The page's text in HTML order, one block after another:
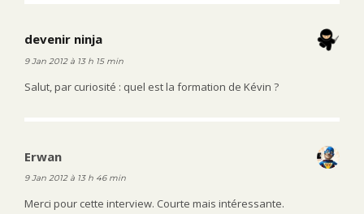
devenir ninja
9 Jan 2012 à 13 h 15 min
Salut, par curiosité : quel est la formation de Kévin ?
Erwan
9 Jan 2012 à 13 h 46 min
Merci pour cette interview. Courte mais intéressante.